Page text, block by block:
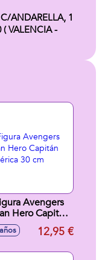
ANDARELLA, 1
VALENCIA -
Avengers
Hero Capitán
30 cm
12,95 €